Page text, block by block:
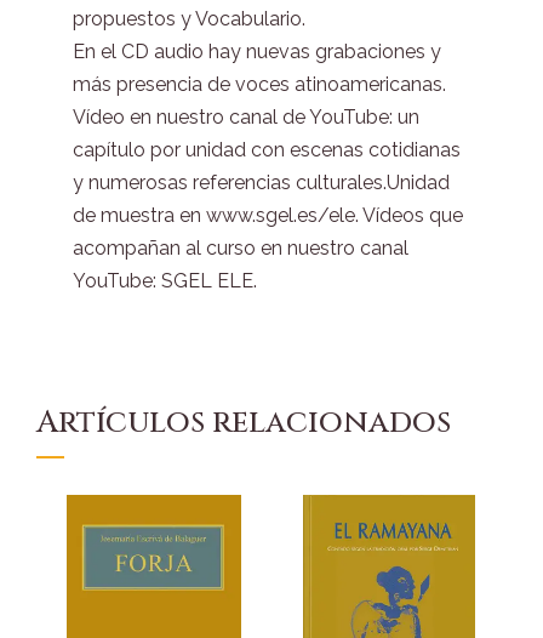
propuestos y Vocabulario.
En el CD audio hay nuevas grabaciones y
más presencia de voces atinoamericanas.
Vídeo en nuestro canal de YouTube: un
capítulo por unidad con escenas cotidianas
y numerosas referencias culturales.Unidad
de muestra en www.sgel.es/ele. Vídeos que
acompañan al curso en nuestro canal
YouTube: SGEL ELE.
Artículos relacionados